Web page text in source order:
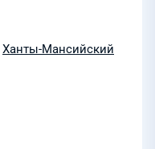
Ханты-Мансийский